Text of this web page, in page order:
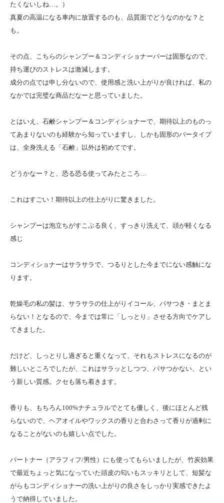
たくないしね…。）
真夏の高温になる車内に放置するのも、品質面でどうなのかな？と
も。
その点、こちらのシャンプー＆コンディショナーバーは固形なので、
持ち運びのストレスは激減します。
成分の点では申し分ないので、使用感と洗い上がりが良ければ、私の
なかでは完璧な商品だなーと思っていました。
とはいえ、石鹸シャンプー＆コンディショナーで、期待以上のものっ
てあまりないのも経験から知っていますし、しかも固形のバータイプ
は、全身洗える「石鹸」以外は初めてです。
どうかなー？と、恐る恐る使ってみたところ…
これはすごい！期待以上の仕上がりに驚きました。
シャンプーは泡立ちがすこぶる良く、すっきり洗えて、頭が軽くなる
感じ
コンディショナーはサラサラで、つるりとした今までにない感触にな
ります。
乾燥毛の私の髪は、サラサラの仕上がりイコール、パサつき・まとま
らない！となるので、今までは常に「しっとり」させる方向でケアし
てきました。
だけど、しっとりし過ぎると重くなって、それもストレスになるのが
難しいところでしたが、これはサラッとしつつ、パサつかない、とい
う新しい質感。クセも落ち着きます。
香りも、もちろん100%ナチュラルでとても優しく、後にほとんど残
らないので、ヘアオイルやワックスの香りと合わさって香りが過剰に
なることがないのも嬉しい点でした。
パートナー（アラフィフ/男性）にも使ってもらいましたが、竹炭効果
で最近ちょっと気になっていた頭皮の匂いもスッキリとして、短髪な
がらもコンディショナーの洗い上がりの良さをしっかり実感できたよ
うで納得していました。